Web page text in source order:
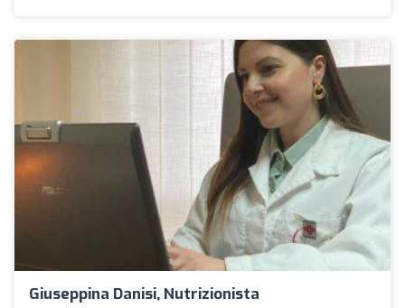
Giuseppina Danisi, Nutrizionista